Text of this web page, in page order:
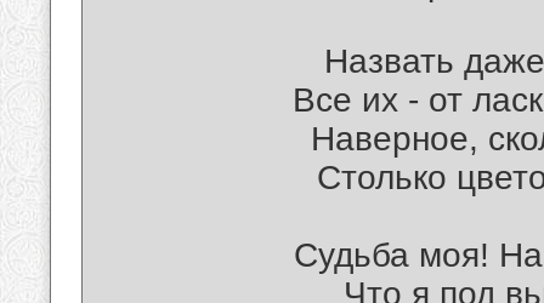
Назвать
Все их - от
Наверное,
Столько
Судьба моя!
Что я под